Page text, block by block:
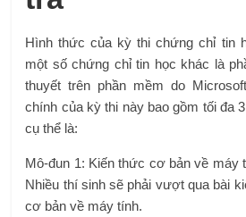
Hình thức của kỳ thi chứng chỉ tin
một số chứng chỉ tin học khác là
thuyết trên phần mềm do
chính của kỳ thi này bao gồm tối đa
cụ thể là:
Mô-đun 1: Kiến thức cơ bản về máy
Nhiều thí sinh sẽ phải vượt qua bài
cơ bản về máy tính.